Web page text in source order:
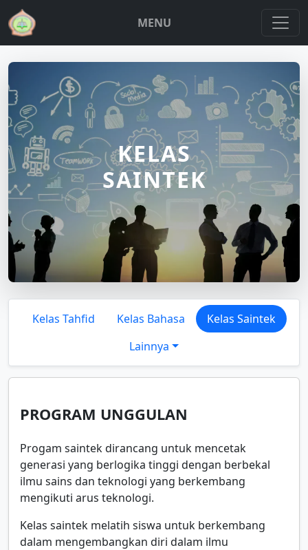
MENU
KELAS
SAINTEK
Kelas Tahfid Kelas Bahasa
Kelas Saintek
Lainnya
PROGRAM UNGGULAN
Progam saintek dirancang untuk mencetak
generasi yang berlogika tinggi dengan berbekal
ilmu sains dan teknologi yang berkembang
mengikuti arus teknologi.
Kelas saintek melatih siswa untuk berkembang
dalam mengembangkan diri dalam ilmu